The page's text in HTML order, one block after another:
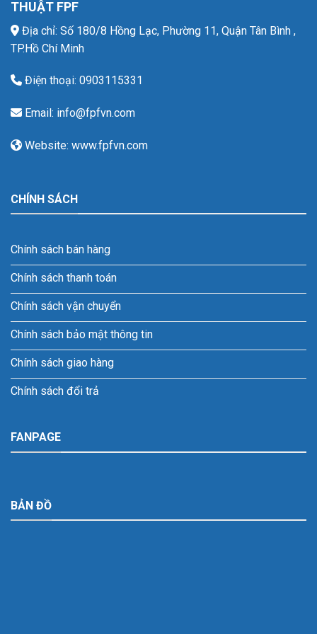
THUẬT FPF
Địa chỉ: Số 180/8 Hồng Lạc, Phường 11, Quận Tân Bình ,
TP.Hồ Chí Minh
Điện thoại: 0903115331
Email: info@fpfvn.com
Website: www.fpfvn.com
CHÍNH SÁCH
Chính sách bán hàng
Chính sách thanh toán
Chính sách vận chuyển
Chính sách bảo mật thông tin
Chính sách giao hàng
Chính sách đổi trả
FANPAGE
BẢN ĐỒ